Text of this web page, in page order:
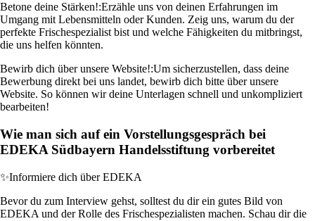
Betone deine Stärken!:Erzähle uns von deinen Erfahrungen im
Umgang mit Lebensmitteln oder Kunden. Zeig uns, warum du der
perfekte Frischespezialist bist und welche Fähigkeiten du mitbringst,
die uns helfen könnten.
Bewirb dich über unsere Website!:Um sicherzustellen, dass deine
Bewerbung direkt bei uns landet, bewirb dich bitte über unsere
Website. So können wir deine Unterlagen schnell und unkompliziert
bearbeiten!
Wie man sich auf ein Vorstellungsgespräch bei
EDEKA Südbayern Handelsstiftung vorbereitet
✨Informiere dich über EDEKA
Bevor du zum Interview gehst, solltest du dir ein gutes Bild von
EDEKA und der Rolle des Frischespezialisten machen. Schau dir die